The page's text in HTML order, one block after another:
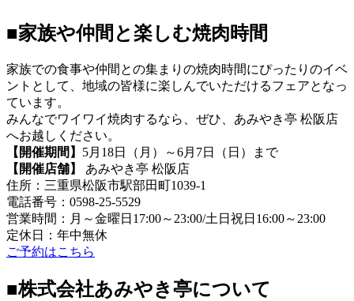
■家族や仲間と楽しむ焼肉時間
家族での食事や仲間との集まりの焼肉時間にぴったりのイベ
ントとして、地域の皆様に楽しんでいただけるフェアとなっ
ています。
みんなでワイワイ焼肉するなら、ぜひ、あみやき亭 松阪店
へお越しください。
【開催期間】 5月18日（月）～6月7日（日）まで
【開催店舗】
あみやき亭 松阪店
住所：三重県松阪市駅部田町1039-1
電話番号：0598-25-5529
営業時間：月～金曜日17:00～23:00/土日祝日16:00～23:00
定休日：年中無休
ご予約はこちら
■株式会社あみやき亭について